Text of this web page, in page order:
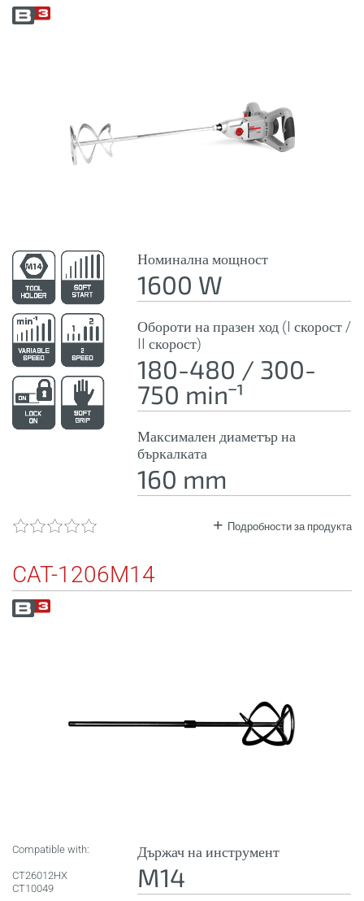
Номинална мощност
1600 W
Обороти на празен ход (I скорост /
II скорост)
180-480 / 300-
750 minˉ¹
Максимален диаметър на
бъркалката
160 mm
Подробности за продукта
CAT-1206M14
Compatible with:
CT26012HX
CT10049
Държач на инструмент
M14